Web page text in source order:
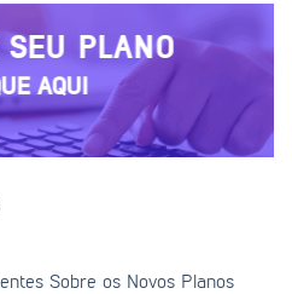
SEU PLANO
AQUI
Sobre os Novos Planos